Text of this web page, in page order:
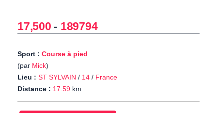
17,500 - 189794
Sport : Course à pied
(par Mick)
Lieu : ST SYLVAIN / 14 / France
Distance : 17.59 km